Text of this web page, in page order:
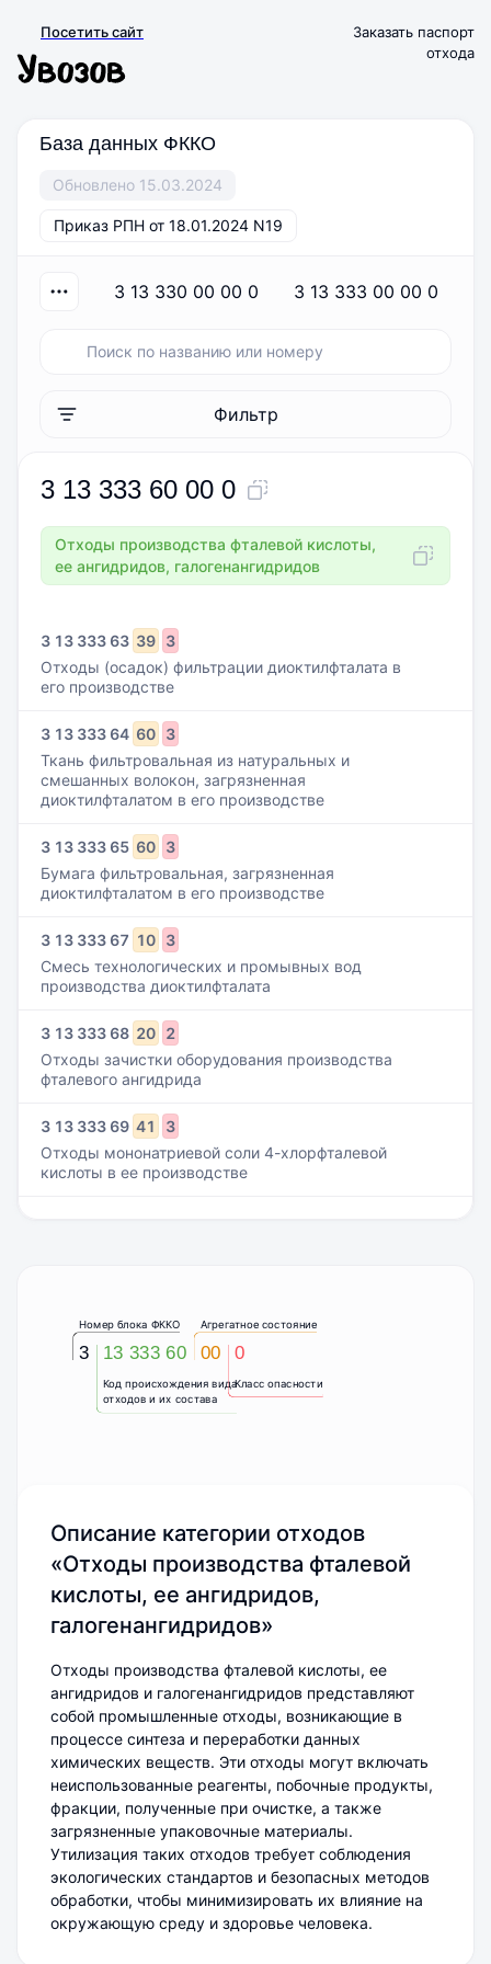
Посетить сайт
Заказать паспорт
отхода
База данных ФККО
Обновлено 15.03.2024
Приказ РПН от 18.01.2024 N19
3 13 330 00 00 0 3 13 333 00 00 0
Фильтр
3 13 333 60 00 0
Отходы производства фталевой кислоты,
ее ангидридов, галогенангидридов
3 13 333 63 39 3
Отходы (осадок) фильтрации диоктилфталата в
его производстве
3 13 333 64 60 3
Ткань фильтровальная из натуральных и
смешанных волокон, загрязненная
диоктилфталатом в его производстве
3 13 333 65 60 3
Бумага фильтровальная, загрязненная
диоктилфталатом в его производстве
3 13 333 67 10 3
Смесь технологических и промывных вод
производства диоктилфталата
3 13 333 68 20 2
Отходы зачистки оборудования производства
фталевого ангидрида
3 13 333 69 41
3
Отходы мононатриевой соли 4-хлорфталевой
кислоты в ее производстве
3
Номер блока ФККО
Код происхождения вида
отходов и их состава
13 333 60
Агрегатное состояние
00
Класс опасности
0
Описание категории отходов
«Отходы производства фталевой
кислоты, ее ангидридов,
галогенангидридов»
Отходы производства фталевой кислоты, ее
ангидридов и галогенангидридов представляют
собой промышленные отходы, возникающие в
процессе синтеза и переработки данных
химических веществ. Эти отходы могут включать
неиспользованные реагенты, побочные продукты,
фракции, полученные при очистке, а также
загрязненные упаковочные материалы.
Утилизация таких отходов требует соблюдения
экологических стандартов и безопасных методов
обработки, чтобы минимизировать их влияние на
окружающую среду и здоровье человека.